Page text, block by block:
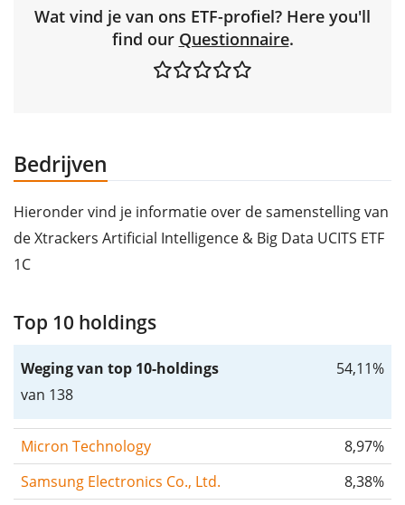
Wat vind je van ons ETF-profiel? Here you'll
find our Questionnaire.
Bedrijven
Hieronder vind je informatie over de samenstelling van
de Xtrackers Artificial Intelligence & Big Data UCITS ETF
1C
Top 10 holdings
Weging van top 10-holdings
van 138
54,11%
Micron Technology
8,97%
Samsung Electronics Co., Ltd.
8,38%